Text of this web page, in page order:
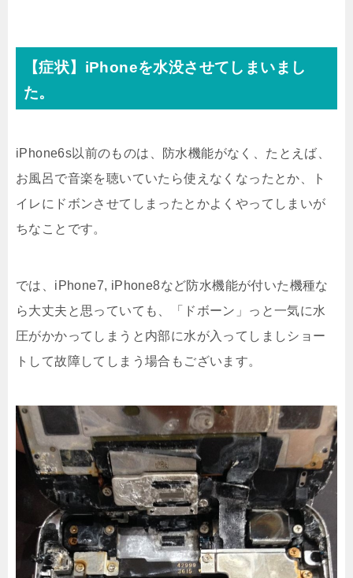
【症状】iPhoneを水没させてしまいまし
た。
iPhone6s以前のものは、防水機能がなく、たとえば、
お風呂で音楽を聴いていたら使えなくなったとか、ト
イレにドボンさせてしまったとかよくやってしまいが
ちなことです。
では、iPhone7, iPhone8など防水機能が付いた機種な
ら大丈夫と思っていても、「ドボーン」っと一気に水
圧がかかってしまうと内部に水が入ってしましショー
トして故障してしまう場合もございます。